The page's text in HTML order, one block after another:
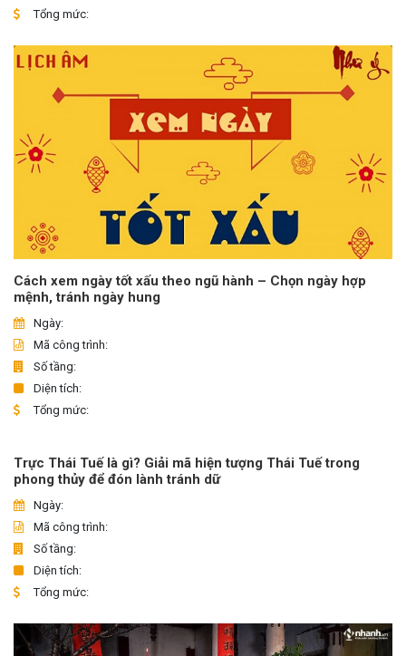
Tổng mức:
Cách xem ngày tốt xấu theo ngũ hành – Chọn ngày hợp
mệnh, tránh ngày hung
Ngày:
Mã công trình:
Số tầng:
Diện tích:
Tổng mức:
Trực Thái Tuế là gì? Giải mã hiện tượng Thái Tuế trong
phong thủy để đón lành tránh dữ
Ngày:
Mã công trình:
Số tầng:
Diện tích:
Tổng mức: